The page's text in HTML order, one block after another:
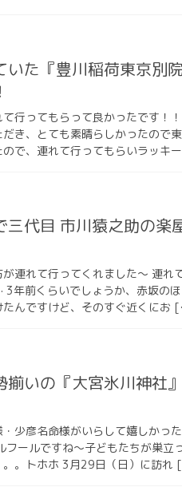
いた『豊川稲荷東京別
行ってもらって良かったです！
き、とても素晴らしかったので
ので、連れて行ってもらいラッ
三代目 市川猿之助の楽
連れて行ってくれました〜 連れ
年前くらいでしょうか、赤坂の
たんですけど、そのすぐ近くに
揃いの『大宮氷川神社
少彦名命様がいらして嬉しかっ
フールですね〜子どもたちが巣立
。。トホホ 3月29日（日）に訪